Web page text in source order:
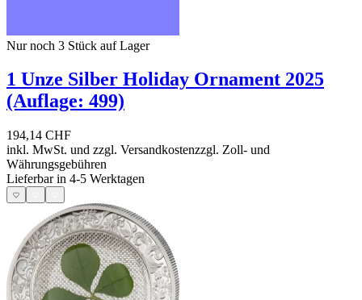
Nur noch 3 Stück auf Lager
1 Unze Silber Holiday Ornament 2025
(Auflage: 499)
194,14 CHF
inkl. MwSt. und zzgl. Versandkostenzzgl. Zoll- und
Währungsgebühren
Lieferbar in 4-5 Werktagen